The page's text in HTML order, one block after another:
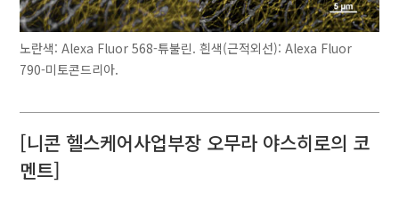
노란색: Alexa Fluor 568-튜불린. 흰색(근적외선): Alexa Fluor
790-미토콘드리아.
[니콘 헬스케어사업부장 오무라 야스히로의 코
멘트]